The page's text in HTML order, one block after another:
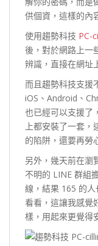
供個資，這樣的內
使用趨勢科技 PC-
後，對於網路上一
辨識，直接在網址
而且趨勢科技支援
iOS、Android、
也已經可以支援了
上都安裝了一套
的陷阱，還要再勞
另外，幾天前在瀏
不明的 LINE 群組
線，結果 165 的
看看，這讓我感覺
樣，用起來更覺得